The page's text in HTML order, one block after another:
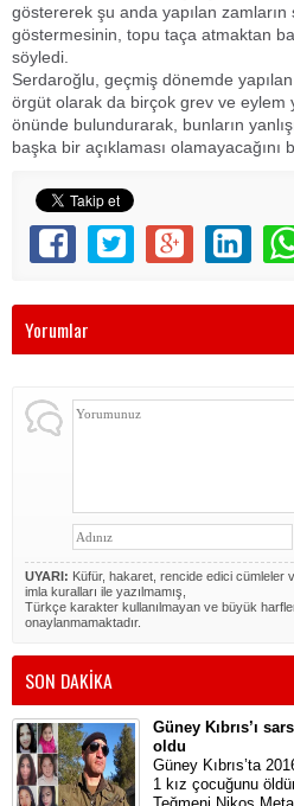
göstererek şu anda yapılan
göstermesinin, topu taça atmaktan
söyledi.
Serdaroğlu, geçmiş dönemde
örgüt olarak da birçok grev ve eylem
önünde bulundurarak, bunların
başka bir açıklaması olamayacağını
Yorumlar
UYARI: Küfür, hakaret, rencide edici cümleler
imla kuralları ile yazılmamış,
Türkçe karakter kullanılmayan ve büyük
onaylanmamaktadır.
SON DAKİKA
Güney Kıbrıs’ı
oldu
Güney Kıbrıs’ta
1 kız çocuğunu